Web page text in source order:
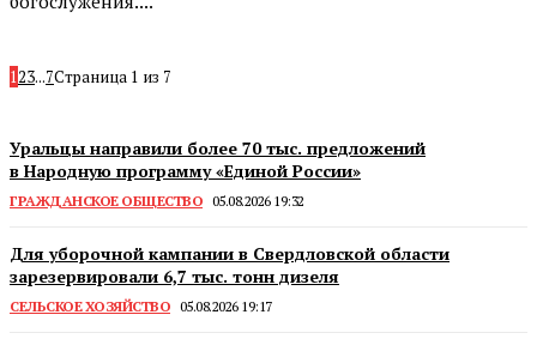
123...7Страница 1 из 7
Уральцы направили более 70 тыс. предложений
в Народную программу «Единой России»
ГРАЖДАНСКОЕ ОБЩЕСТВО 05.08.2026 19:32
Для уборочной кампании в Свердловской области
зарезервировали 6,7 тыс. тонн дизеля
СЕЛЬСКОЕ ХОЗЯЙСТВО 05.08.2026 19:17